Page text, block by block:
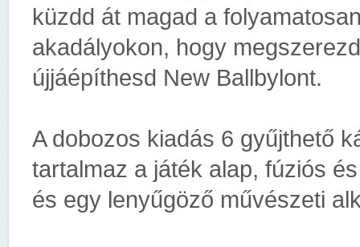
küzdd át magad a
akadályokon, hogy
újjáépíthesd New Ballbylont.
A dobozos kiadás 6 gyűjthető
tartalmaz a játék alap, fúziós
és egy lenyűgöző művészeti